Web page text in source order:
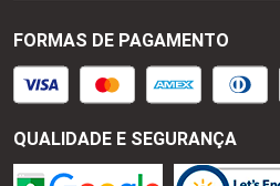
FORMAS DE PAGAMENTO
QUALIDADE E SEGURANÇA